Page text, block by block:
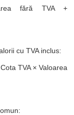
fără TVA +
cu TVA inclus:
TVA × Valoarea